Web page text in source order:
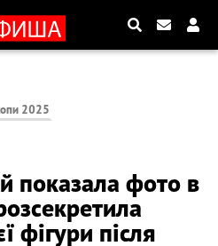
2025
показала фото в
фігури після